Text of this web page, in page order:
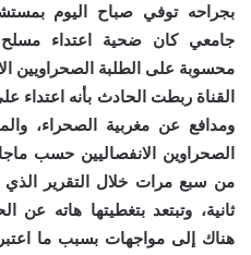
بجراحه توفي صباح اليوم
جامعي كان ضحية اعتداء
محسوبة على الطلبة الصحراويين
القناة ربطت الحادث بأنه اعتداء
ومدافع عن مغربية الصحراء،
الصحراوين الانفصاليين حسب
من سبع مرات خلال التقرير الذي
ثانية، وتبتعد بتغطيتها هاته
هناك إلى مواجهات بسبب ما